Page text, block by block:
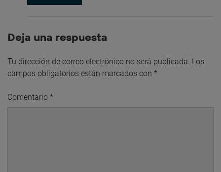
Deja una respuesta
Tu dirección de correo electrónico no será publicada. Los
campos obligatorios están marcados con *
Comentario *